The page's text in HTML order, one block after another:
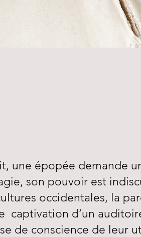
une épopée demande
son pouvoir est
occidentales, la
captivation d’un
de conscience de leur